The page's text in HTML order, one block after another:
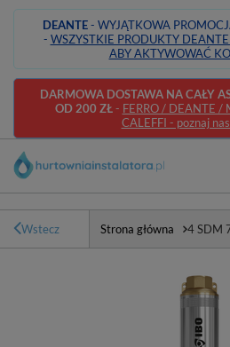
DEANTE- WYJĄTKOWA
- WSZYSTKIE PRODUKTY
ABY AKTYWOWAĆ
DARMOWA DOSTAWA NA CAŁY
OD 200 ZŁ- FERRO / DEANTE /
CALEFFI - poznaj
Wstecz Strona główna 4 SDM